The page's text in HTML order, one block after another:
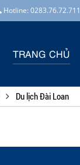
Hotline: 0283.76.72.711
TRANG CHỦ
Du lịch Đài Loan